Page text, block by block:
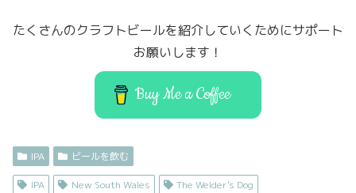
b
o
er
o
n
たくさんのクラフトビールを紹介していくためにサポート
お願いします！
Buy Me a Coffee
IPA ビールを飲む
IPA New South Wales The Welder's Dog